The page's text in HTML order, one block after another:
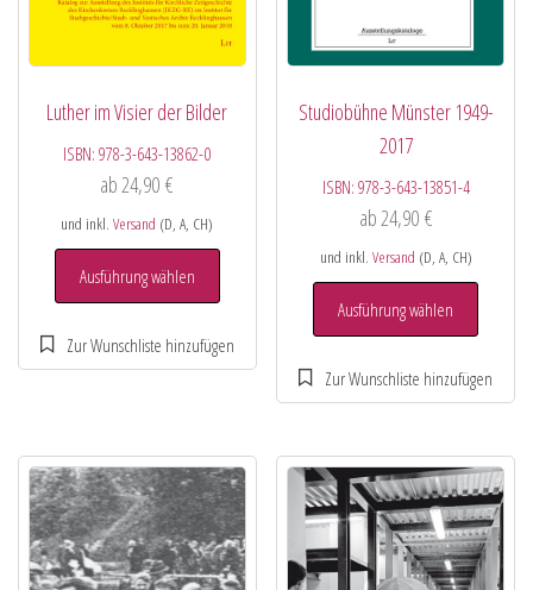
Luther im Visier der Bilder
ISBN:978-3-643-13862-0
ab24,90€
und inkl.Versand (D, A, CH)
Ausführung wählen
Studiobühne Münster 1949-
2017
ISBN: 978-3-643-13851-4
ab24,90 €
und inkl. Versand (D, A, CH)
Ausführung wählen